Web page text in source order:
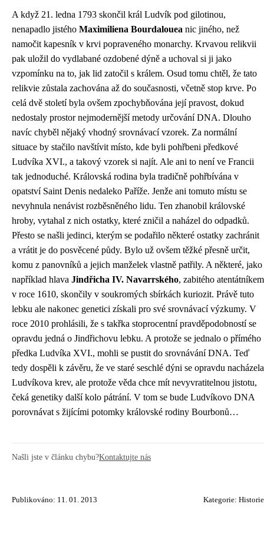
A když 21. ledna 1793 skončil král Ludvík pod gilotinou,
nenapadlo jistého Maximiliena Bourdalouea nic jiného, než
namočit kapesník v krvi popraveného monarchy. Krvavou relikvii
pak uložil do vydlabané ozdobené dýně a uchoval si ji jako
vzpomínku na to, jak lid zatočil s králem. Osud tomu chtěl, že tato
relikvie zůstala zachována až do současnosti, včetně stop krve. Po
celá dvě století byla ovšem zpochybňována její pravost, dokud
nedostaly prostor nejmodernější metody určování DNA. Dlouho
navíc chyběl nějaký vhodný srovnávací vzorek. Za normální
situace by stačilo navštívit místo, kde byli pohřbeni předkové
Ludvíka XVI., a takový vzorek si najít. Ale ani to není ve Francii
tak jednoduché. Královská rodina byla tradičně pohřbívána v
opatství Saint Denis nedaleko Paříže. Jenže ani tomuto místu se
nevyhnula nenávist rozběsněného lidu. Ten zhanobil královské
hroby, vytahal z nich ostatky, které zničil a naházel do odpadků.
Přesto se našli jedinci, kterým se podařilo některé ostatky zachránit
a vrátit je do posvěcené půdy. Bylo už ovšem těžké přesně určit,
komu z panovníků a jejich manželek vlastně patřily. A některé, jako
například hlava Jindřicha IV. Navarrského, zabitého atentátníkem
v roce 1610, skončily v soukromých sbírkách kuriozit. Právě tuto
lebku ale nakonec genetici získali pro své srovnávací výzkumy. V
roce 2010 prohlásili, že s takřka stoprocentní pravděpodobností se
opravdu jedná o Jindřichovu lebku. A protože se jednalo o přímého
předka Ludvíka XVI., mohli se pustit do srovnávání DNA. Teď
tedy dospěli k závěru, že ve staré seschlé dýni se opravdu nacházela
Ludvíkova krev, ale protože věda chce mít nevyvratitelnou jistotu,
čeká genetiky další kolo pátrání. V tom se bude Ludvíkovo DNA
porovnávat s žijícími potomky královské rodiny Bourbonů…
Našli jste v článku chybu?Kontaktujte nás
Publikováno: 11. 01. 2013 Kategorie: Historie